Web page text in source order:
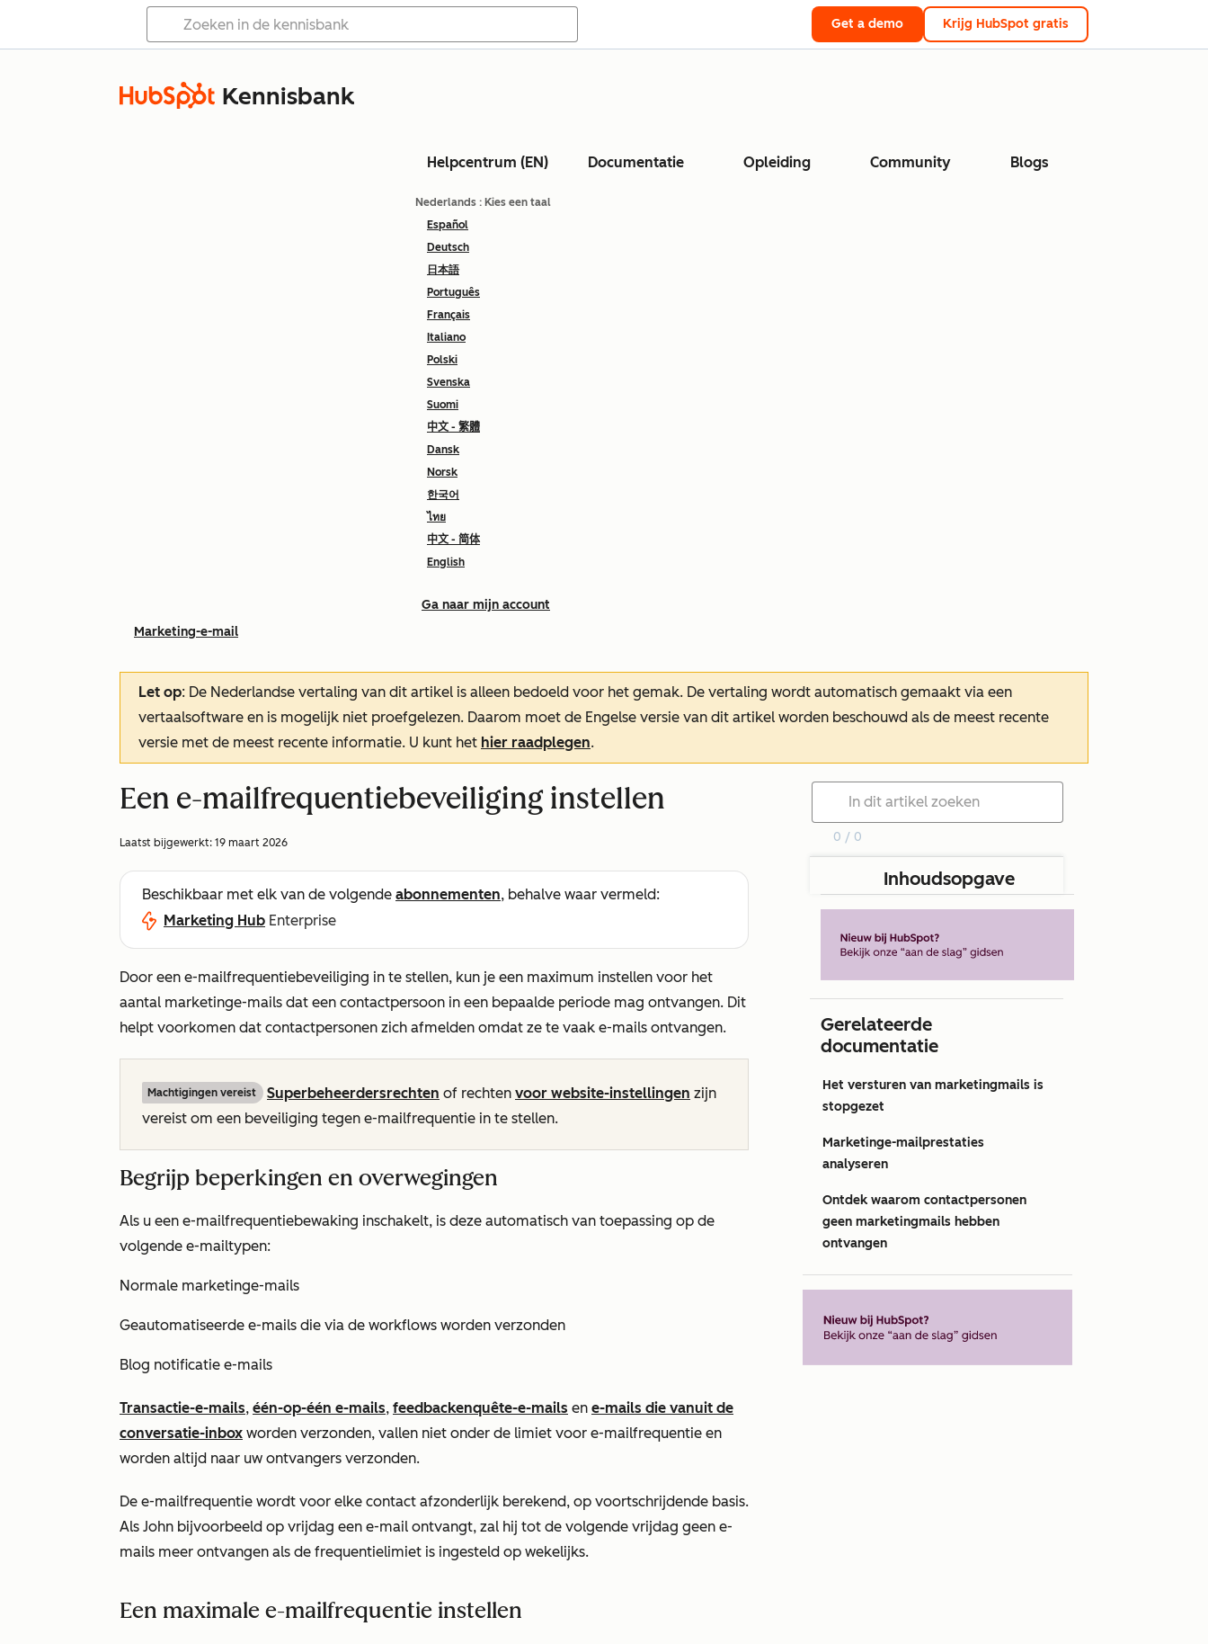
Get a demo Krijg HubSpot gratis
Kennisbank
Helpcentrum (EN) Documentatie Opleiding Community Blogs
Nederlands : Kies een taal
Español
Deutsch
日本語
Português
Français
Italiano
Polski
Svenska
Suomi
中文 - 繁體
Dansk
Norsk
한국어
ไทย
中文 - 简体
English
Ga naar mijn account
Marketing-e-mail
Let op: De Nederlandse vertaling van dit artikel is alleen bedoeld voor het gemak. De vertaling wordt automatisch gemaakt via een
vertaalsoftware en is mogelijk niet proefgelezen. Daarom moet de Engelse versie van dit artikel worden beschouwd als de meest recente
versie met de meest recente informatie. U kunt het hier raadplegen.
Een e-mailfrequentiebeveiliging instellen
Laatst bijgewerkt: 19 maart 2026
Beschikbaar met elk van de volgende abonnementen, behalve waar vermeld:
Marketing Hub Enterprise
Door een e-mailfrequentiebeveiliging in te stellen, kun je een maximum instellen voor het
aantal marketinge-mails dat een contactpersoon in een bepaalde periode mag ontvangen. Dit
helpt voorkomen dat contactpersonen zich afmelden omdat ze te vaak e-mails ontvangen.
Machtigingen vereist Superbeheerdersrechten of rechten voor website-instellingen zijn
vereist om een beveiliging tegen e-mailfrequentie in te stellen.
Begrijp beperkingen en overwegingen
Als u een e-mailfrequentiebewaking inschakelt, is deze automatisch van toepassing op de
volgende e-mailtypen:
Normale marketinge-mails
Geautomatiseerde e-mails die via de workflows worden verzonden
Blog notificatie e-mails
Transactie-e-mails, één-op-één e-mails, feedbackenquête-e-mails en e-mails die vanuit de
conversatie-inbox worden verzonden, vallen niet onder de limiet voor e-mailfrequentie en
worden altijd naar uw ontvangers verzonden.
De e-mailfrequentie wordt voor elke contact afzonderlijk berekend, op voortschrijdende basis.
Als John bijvoorbeeld op vrijdag een e-mail ontvangt, zal hij tot de volgende vrijdag geen e-
mails meer ontvangen als de frequentielimiet is ingesteld op wekelijks.
Een maximale e-mailfrequentie instellen
0 / 0
Inhoudsopgave
Gerelateerde
documentatie
Het versturen van marketingmails is
stopgezet
Marketinge-mailprestaties
analyseren
Ontdek waarom contactpersonen
geen marketingmails hebben
ontvangen